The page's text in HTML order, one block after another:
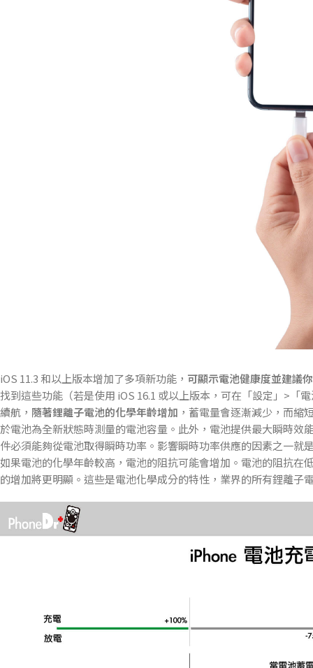
iOS 11.3 和以上版本增加了多項新功能， 可顯示電池健康度並建議
找到這些功能（若是使用 iOS 16.1 或以上版本，可在「設定」>「
續航， 隨著鋰離子電池的化學年齡增加 ，蓄電量會逐漸減少，而縮
於電池為全新狀態時測量的電池容量。此外，電池提供最大瞬時
件必須能夠從電池取得瞬時功率。影響瞬時功率供應的因素之一
如果電池的化學年齡較高，電池的阻抗可能會增加。電池的阻抗
的增加將更明顯。這些是電池化學成分的特性，業界的所有鋰離子